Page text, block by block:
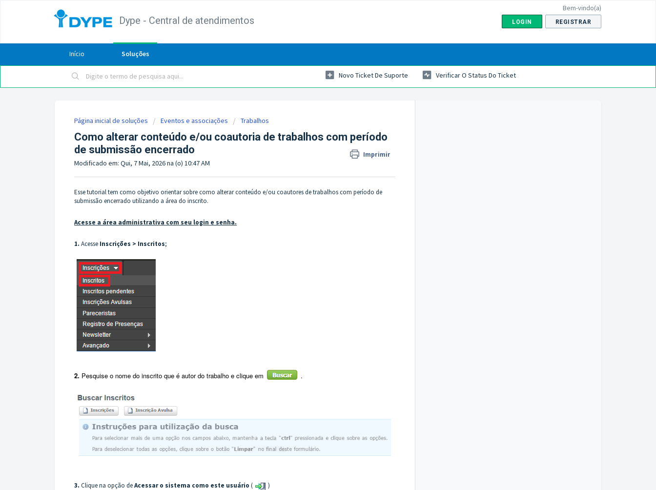
Dype - Central de atendimentos
Bem-vindo(a)
LOGIN REGISTRAR
Início Soluções
Novo Ticket De Suporte Verificar O Status Do Ticket
Página inicial de soluções Eventos e associações Trabalhos
Como alterar conteúdo e/ou coautoria de trabalhos com período
de submissão encerrado
Imprimir
Modificado em: Qui, 7 Mai, 2026 na (o) 10:47 AM
Esse tutorial tem como objetivo orientar sobre como alterar conteúdo e/ou coautores de trabalhos com período de
submissão encerrado utilizando a área do inscrito.
Acesse a área administrativa com seu login e senha.
1. Acesse Inscrições > Inscritos;
2. Pesquise o nome do inscrito que é autor do trabalho e clique em .
3. Clique na opção deAcessar o sistema como este usuário ( )